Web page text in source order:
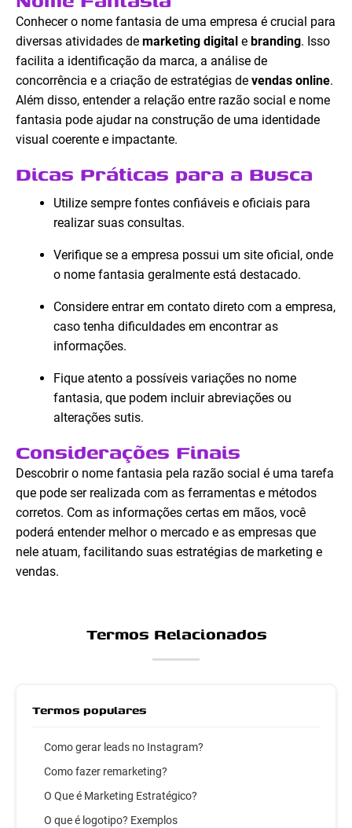
Conhecer o nome fantasia de uma empresa é crucial para
diversas atividades de marketing digital e branding. Isso
facilita a identificação da marca, a análise de
concorrência e a criação de estratégias de vendas online.
Além disso, entender a relação entre razão social e nome
fantasia pode ajudar na construção de uma identidade
visual coerente e impactante.
Dicas Práticas para a Busca
Utilize sempre fontes confiáveis e oficiais para
realizar suas consultas.
Verifique se a empresa possui um site oficial, onde
o nome fantasia geralmente está destacado.
Considere entrar em contato direto com a empresa,
caso tenha dificuldades em encontrar as
informações.
Fique atento a possíveis variações no nome
fantasia, que podem incluir abreviações ou
alterações sutis.
Considerações Finais
Descobrir o nome fantasia pela razão social é uma tarefa
que pode ser realizada com as ferramentas e métodos
corretos. Com as informações certas em mãos, você
poderá entender melhor o mercado e as empresas que
nele atuam, facilitando suas estratégias de marketing e
vendas.
Termos Relacionados
Termos populares
Como gerar leads no Instagram?
Como fazer remarketing?
O Que é Marketing Estratégico?
O que é logotipo? Exemplos